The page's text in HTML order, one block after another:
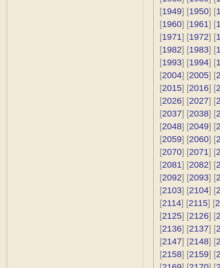
[1949] [1950] [
[1960] [1961] [
[1971] [1972] [
[1982] [1983] [
[1993] [1994] [
[2004] [2005] [
[2015] [2016] [
[2026] [2027] [
[2037] [2038] [
[2048] [2049] [
[2059] [2060] [
[2070] [2071] [
[2081] [2082] [
[2092] [2093] [
[2103] [2104] [
[2114] [2115] [
[2125] [2126] [
[2136] [2137] [
[2147] [2148] [
[2158] [2159] [